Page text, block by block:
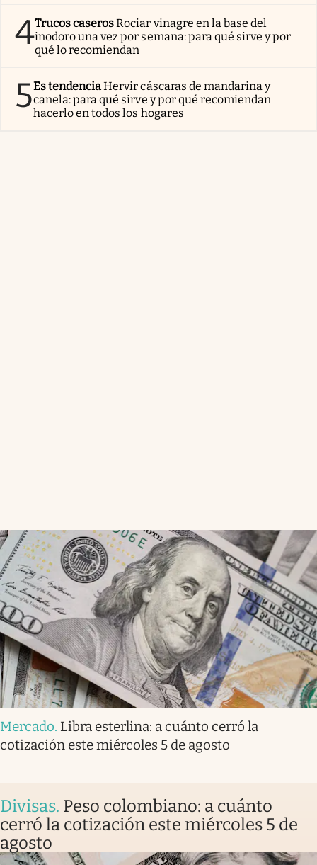
4Trucos caserosRociar vinagre en la base del
inodoro una vez por semana: para qué sirve y por
qué lo recomiendan
5Es tendenciaHervir cáscaras de mandarina y
canela: para qué sirve y por qué recomiendan
hacerlo en todos los hogares
Mercado. Libra esterlina: a cuánto cerró la
cotización este miércoles 5 de agosto
Divisas. Peso colombiano: a cuánto
cerró la cotización este miércoles 5 de
agosto